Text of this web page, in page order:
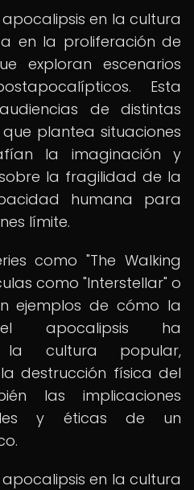
en la cultura
en la proliferación de
exploran escenarios
Esta
de distintas
plantea situaciones
la imaginación y
la fragilidad de la
humana para
límite.
como "The Walking
como "Interstellar" o
ejemplos de cómo la
apocalipsis ha
la cultura popular,
destrucción física del
las implicaciones
y éticas de un
en la cultura